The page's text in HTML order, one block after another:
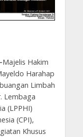
Majelis Hakim
Harahap
Limbah
Lembaga
(LPPHI)
(CPI),
Khusus